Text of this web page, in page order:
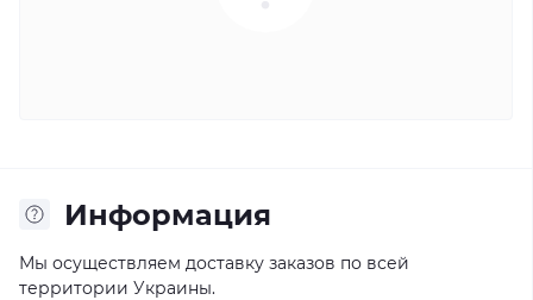
Информация
Мы осуществляем доставку заказов по всей
территории Украины.